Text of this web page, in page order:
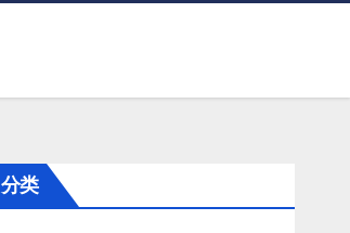
分类